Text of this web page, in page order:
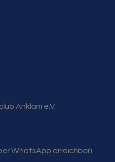
Anklam e.V.
WhatsApp erreichbar)